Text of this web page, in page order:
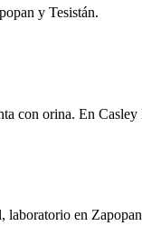
y Tesistán.
con orina. En
en